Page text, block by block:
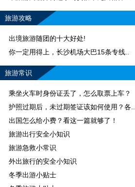
旅游攻略
出境旅游随团的十大好处!
你一定用得上，长沙机场大巴15条专线..
旅游常识
乘坐火车时身份证丢了，怎么取票上车？
护照过期后，未过期签证该如何使用？各..
出国怎么给小费？看这一篇就够了！
旅游出行安全小知识
旅游急救小常识
外出旅行的安全小知识
冬季出游小贴士